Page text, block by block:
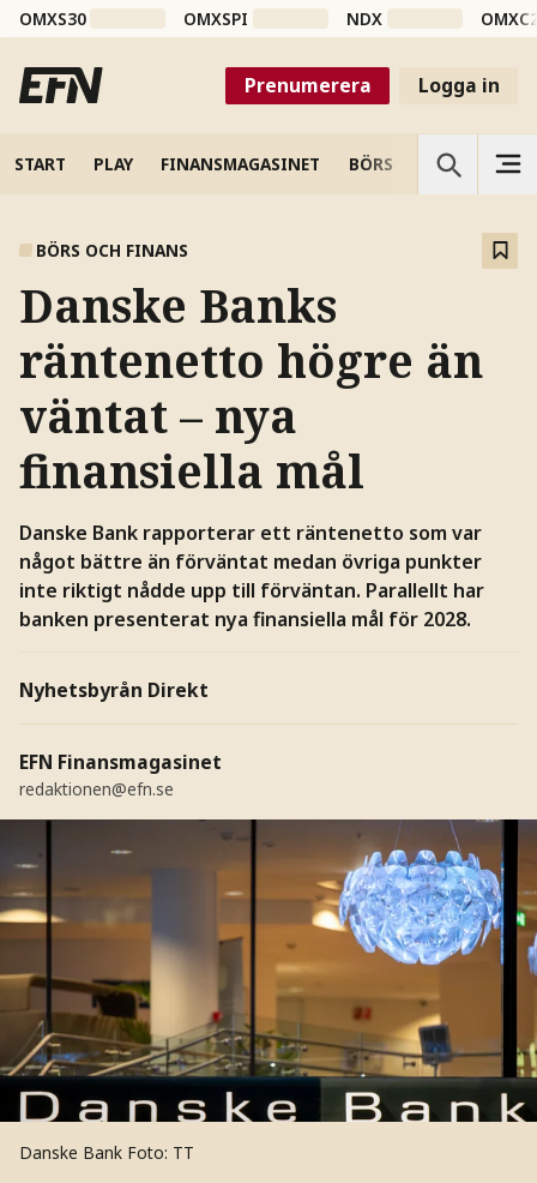
OMXS30 OMXSPI NDX
Prenumerera Logga in
START PLAY FINANSMAGASINET BÖRS VETENSKAP
BÖRS OCH FINANS
Danske Banks
räntenetto högre än
väntat – nya
finansiella mål
Danske Bank rapporterar ett räntenetto som var
något bättre än förväntat medan övriga punkter
inte riktigt nådde upp till förväntan. Parallellt har
banken presenterat nya finansiella mål för 2028.
Nyhetsbyrån Direkt
EFN Finansmagasinet
redaktionen@efn.se
Danske Bank Foto: TT